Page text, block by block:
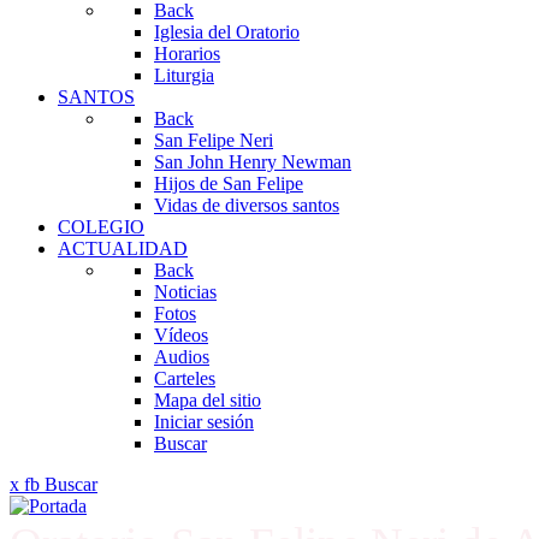
Back
Iglesia del Oratorio
Horarios
Liturgia
SANTOS
Back
San Felipe Neri
San John Henry Newman
Hijos de San Felipe
Vidas de diversos santos
COLEGIO
ACTUALIDAD
Back
Noticias
Fotos
Vídeos
Audios
Carteles
Mapa del sitio
Iniciar sesión
Buscar
x fb Buscar